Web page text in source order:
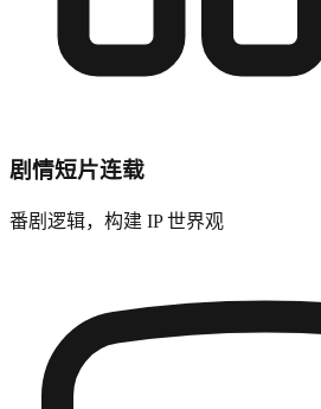
剧情短片连载
番剧逻辑，构建 IP 世界观